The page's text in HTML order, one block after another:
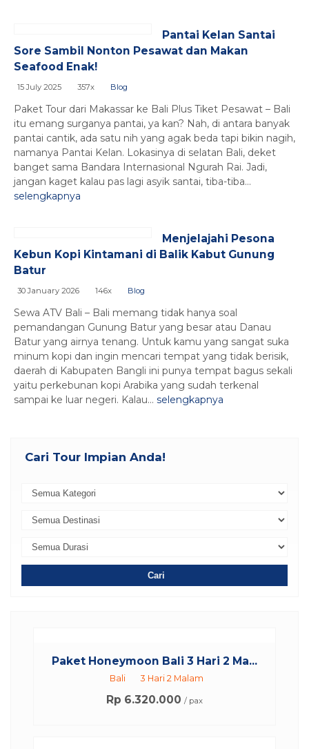
Pantai Kelan Santai
Sore Sambil Nonton Pesawat dan Makan
Seafood Enak!
15 July 2025 357x Blog
Paket Tour dari Makassar ke Bali Plus Tiket Pesawat – Bali
itu emang surganya pantai, ya kan? Nah, di antara banyak
pantai cantik, ada satu nih yang agak beda tapi bikin nagih,
namanya Pantai Kelan. Lokasinya di selatan Bali, deket
banget sama Bandara Internasional Ngurah Rai. Jadi,
jangan kaget kalau pas lagi asyik santai, tiba-tiba...
selengkapnya
Menjelajahi Pesona
Kebun Kopi Kintamani di Balik Kabut Gunung
Batur
30 January 2026 146x Blog
Sewa ATV Bali – Bali memang tidak hanya soal
pemandangan Gunung Batur yang besar atau Danau
Batur yang airnya tenang. Untuk kamu yang sangat suka
minum kopi dan ingin mencari tempat yang tidak berisik,
daerah di Kabupaten Bangli ini punya tempat bagus sekali
yaitu perkebunan kopi Arabika yang sudah terkenal
sampai ke luar negeri. Kalau... selengkapnya
Cari Tour Impian Anda!
Cari
Paket Honeymoon Bali 3 Hari 2 Ma...
Bali 3 Hari 2 Malam
Rp 6.320.000 / pax